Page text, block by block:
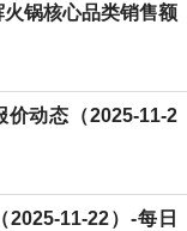
锅核心品类销售额
动态（2025-11-2
2025-11-22）-每日